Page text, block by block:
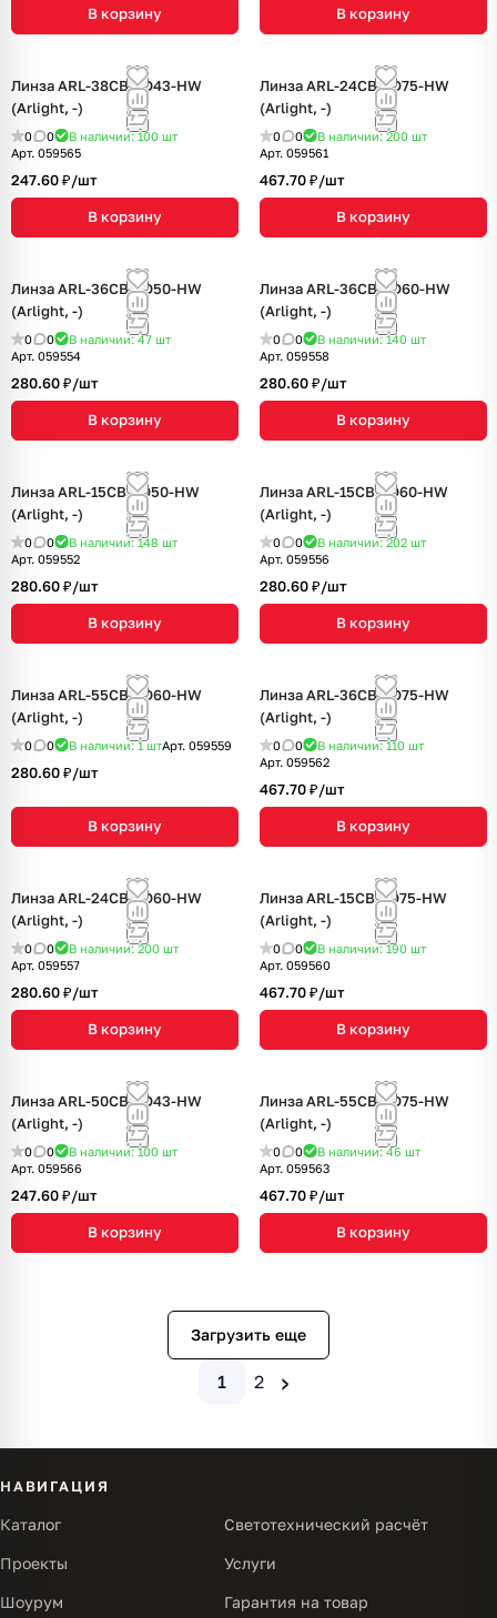
В корзину В корзину
Линза ARL-38CBT-D43-HW
(Arlight, -)
0 0 В наличии: 100 шт
Арт. 059565
247.60 ₽/шт
В корзину
Линза ARL-24CBT-D75-HW
(Arlight, -)
0 0 В наличии: 200 шт
Арт. 059561
467.70 ₽/шт
В корзину
Линза ARL-36CBT-D50-HW
(Arlight, -)
0 0 В наличии: 47 шт
Арт. 059554
280.60 ₽/шт
В корзину
Линза ARL-36CBT-D60-HW
(Arlight, -)
0 0 В наличии: 140 шт
Арт. 059558
280.60 ₽/шт
В корзину
Линза ARL-15CBT-D50-HW
(Arlight, -)
0 0 В наличии: 148 шт
Арт. 059552
280.60 ₽/шт
В корзину
Линза ARL-15CBT-D60-HW
(Arlight, -)
0 0 В наличии: 202 шт
Арт. 059556
280.60 ₽/шт
В корзину
Линза ARL-55CBT-D60-HW
(Arlight, -)
0 0 В наличии: 1штАрт. 059559
280.60 ₽/шт
В корзину
Линза ARL-36CBT-D75-HW
(Arlight, -)
0 0 В наличии: 110 шт
Арт. 059562
467.70 ₽/шт
В корзину
Линза ARL-24CBT-D60-HW
(Arlight, -)
0 0 В наличии: 200 шт
Арт. 059557
280.60 ₽/шт
В корзину
Линза ARL-15CBT-D75-HW
(Arlight, -)
0 0 В наличии: 190 шт
Арт. 059560
467.70 ₽/шт
В корзину
Линза ARL-50CBT-D43-HW
(Arlight, -)
0 0 В наличии: 100 шт
Арт. 059566
247.60 ₽/шт
В корзину
Линза ARL-55CBT-D75-HW
(Arlight, -)
0 0 В наличии: 46 шт
Арт. 059563
467.70 ₽/шт
В корзину
Загрузить еще
1 2 ›
НАВИГАЦИЯ
Каталог Светотехнический расчёт
Проекты Услуги
Шоурум Гарантия на товар